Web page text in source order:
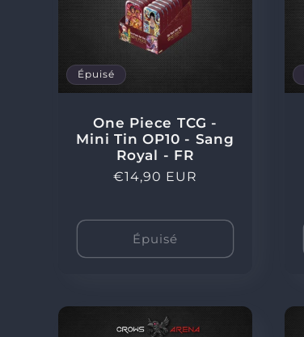
c
t
o
n
:
Épuisé
One Piece TCG -
Mini Tin OP10 - Sang
Royal - FR
Prix
€14,90 EUR
Épuisé